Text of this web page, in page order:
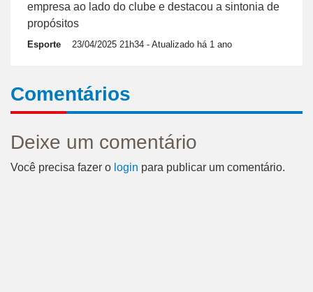
empresa ao lado do clube e destacou a sintonia de
propósitos
Esporte 23/04/2025 21h34 - Atualizado há 1 ano
Comentários
Deixe um comentário
Você precisa fazer o login para publicar um comentário.